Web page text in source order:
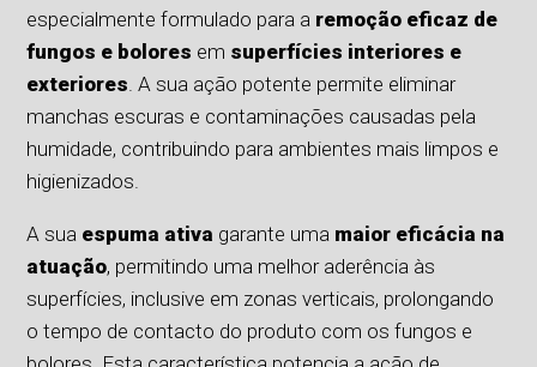
especialmente formulado para a remoção eficaz de
fungos e bolores em superfícies interiores e
exteriores . A sua ação potente permite eliminar
manchas escuras e contaminações causadas pela
humidade, contribuindo para ambientes mais limpos e
higienizados.
A sua espuma ativa garante uma maior eficácia na
atuação, permitindo uma melhor aderência às
superfícies, inclusive em zonas verticais, prolongando
o tempo de contacto do produto com os fungos e